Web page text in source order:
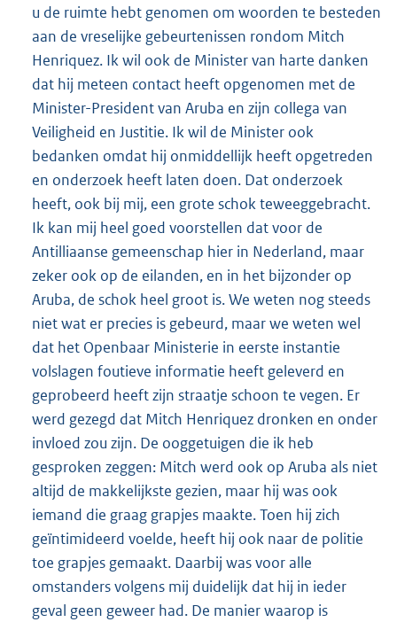
u de ruimte hebt genomen om woorden te besteden
aan de vreselijke gebeurtenissen rondom Mitch
Henriquez. Ik wil ook de Minister van harte danken
dat hij meteen contact heeft opgenomen met de
Minister-President van Aruba en zijn collega van
Veiligheid en Justitie. Ik wil de Minister ook
bedanken omdat hij onmiddellijk heeft opgetreden
en onderzoek heeft laten doen. Dat onderzoek
heeft, ook bij mij, een grote schok teweeggebracht.
Ik kan mij heel goed voorstellen dat voor de
Antilliaanse gemeenschap hier in Nederland, maar
zeker ook op de eilanden, en in het bijzonder op
Aruba, de schok heel groot is. We weten nog steeds
niet wat er precies is gebeurd, maar we weten wel
dat het Openbaar Ministerie in eerste instantie
volslagen foutieve informatie heeft geleverd en
geprobeerd heeft zijn straatje schoon te vegen. Er
werd gezegd dat Mitch Henriquez dronken en onder
invloed zou zijn. De ooggetuigen die ik heb
gesproken zeggen: Mitch werd ook op Aruba als niet
altijd de makkelijkste gezien, maar hij was ook
iemand die graag grapjes maakte. Toen hij zich
geïntimideerd voelde, heeft hij ook naar de politie
toe grapjes gemaakt. Daarbij was voor alle
omstanders volgens mij duidelijk dat hij in ieder
geval geen geweer had. De manier waarop is